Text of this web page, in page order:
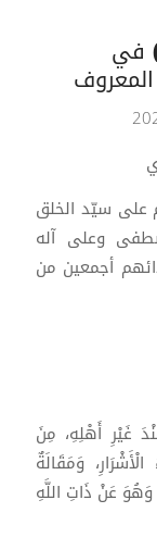
في
على سيّد الخلق
وعلى آله
أجمعين من
غَيْرِ أَهْلِهِ، مِنَ
وَمَقَالَةٌ
عَنْ ذَاتِ اللَّهِ